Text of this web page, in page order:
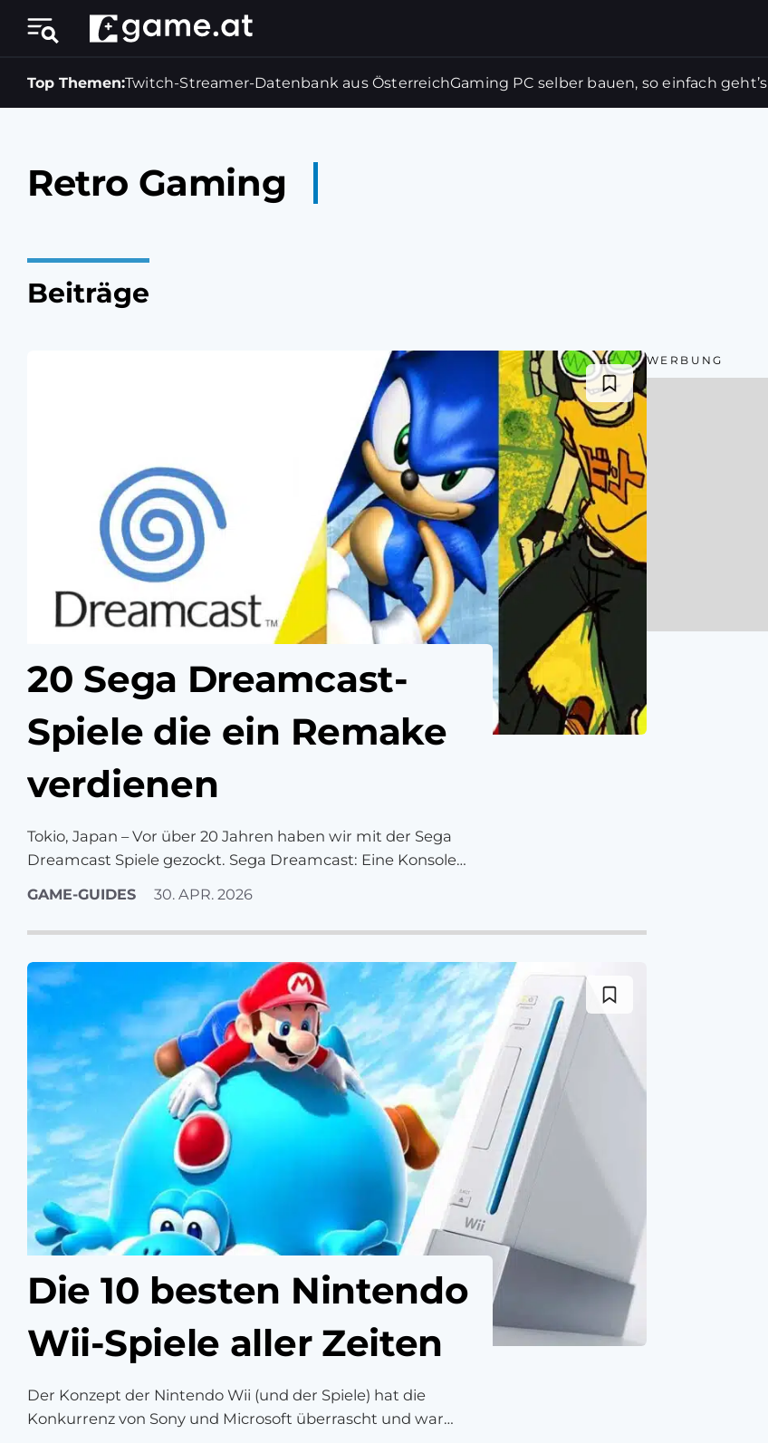
Top Themen:Twitch-Streamer-Datenbank aus ÖsterreichGaming PC selber bauen, so einfach geht’s
Retro Gaming
Beiträge
20 Sega Dreamcast-
Spiele die ein Remake
verdienen
GAME-GUIDES 30. APR. 2026
Tokio, Japan – Vor über 20 Jahren haben wir mit der Sega
Dreamcast Spiele gezockt. Sega Dreamcast: Eine Konsole
Die 10 besten Nintendo
Wii-Spiele aller Zeiten
Der Konzept der Nintendo Wii (und der Spiele) hat die
Konkurrenz von Sony und Microsoft überrascht und war
WERBUNG